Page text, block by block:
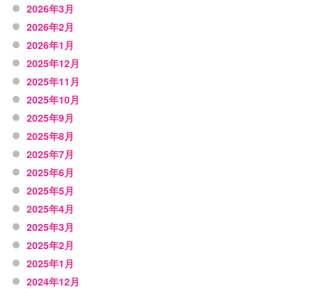
2026年3月
2026年2月
2026年1月
2025年12月
2025年11月
2025年10月
2025年9月
2025年8月
2025年7月
2025年6月
2025年5月
2025年4月
2025年3月
2025年2月
2025年1月
2024年12月